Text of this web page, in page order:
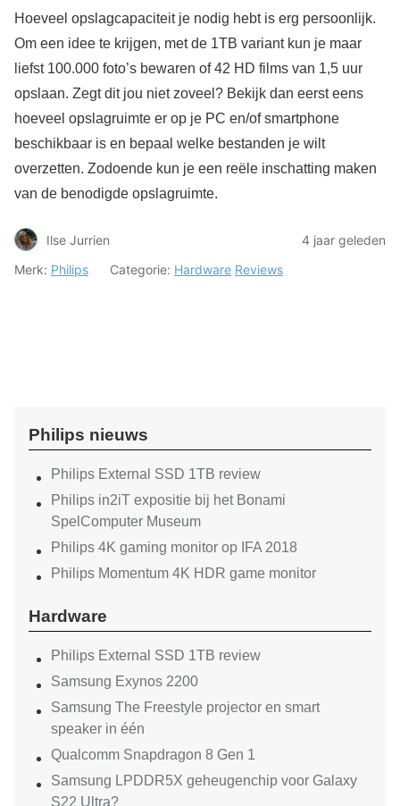
Hoeveel opslagcapaciteit je nodig hebt is erg persoonlijk.
Om een idee te krijgen, met de 1TB variant kun je maar
liefst 100.000 foto’s bewaren of 42 HD films van 1,5 uur
opslaan. Zegt dit jou niet zoveel? Bekijk dan eerst eens
hoeveel opslagruimte er op je PC en/of smartphone
beschikbaar is en bepaal welke bestanden je wilt
overzetten. Zodoende kun je een reële inschatting maken
van de benodigde opslagruimte.
Ilse Jurrien
4 jaar geleden
Merk: Philips Categorie: Hardware Reviews
Philips nieuws
Philips External SSD 1TB review
Philips in2iT expositie bij het Bonami
SpelComputer Museum
Philips 4K gaming monitor op IFA 2018
Philips Momentum 4K HDR game monitor
Hardware
Philips External SSD 1TB review
Samsung Exynos 2200
Samsung The Freestyle projector en smart
speaker in één
Qualcomm Snapdragon 8 Gen 1
Samsung LPDDR5X geheugenchip voor Galaxy
S22 Ultra?